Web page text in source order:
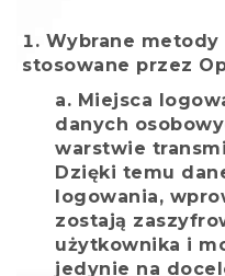
Wybrane
stosowane przez
Miejsca
danych
warstwie
Dzięki temu
logowania,
zostają
użytkownika i
jedynie na